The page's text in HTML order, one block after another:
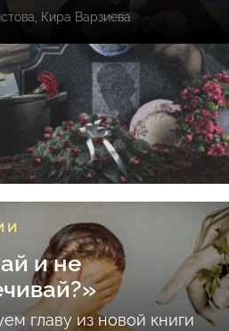
Кира Варзиева
и не
главу из новой книги